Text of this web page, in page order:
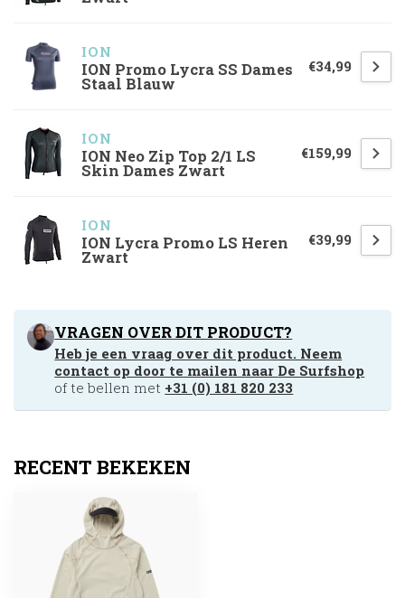
ION
ION Promo Lycra SS Dames
Staal Blauw
€34,99
ION
ION Neo Zip Top 2/1 LS
Skin Dames Zwart
€159,99
ION
ION Lycra Promo LS Heren
Zwart
€39,99
VRAGEN OVER DIT PRODUCT?
Heb je een vraag over dit product. Neem
contact op door te mailen naar De Surfshop
of te bellen met +31 (0) 181 820 233
RECENT BEKEKEN